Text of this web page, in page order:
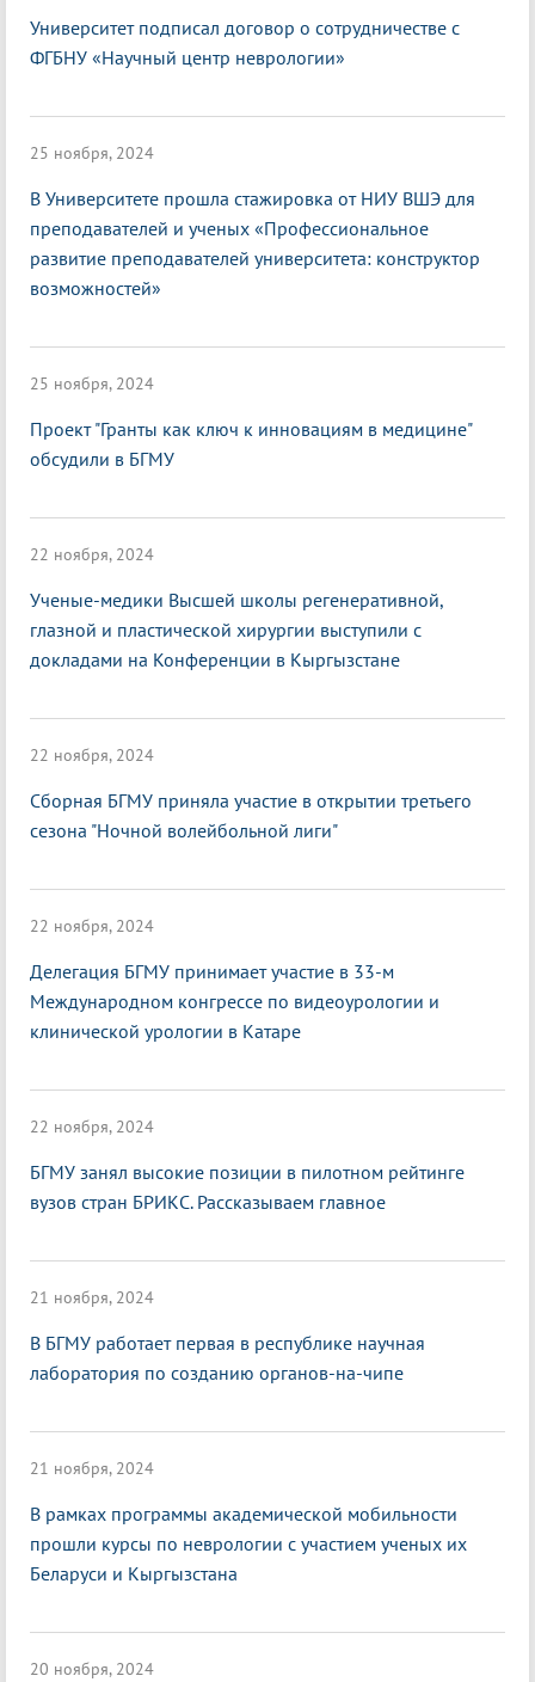
Университет подписал договор о сотрудничестве с
ФГБНУ «Научный центр неврологии»
25 ноября, 2024
В Университете прошла стажировка от НИУ ВШЭ для
преподавателей и ученых «Профессиональное
развитие преподавателей университета: конструктор
возможностей»
25 ноября, 2024
Проект "Гранты как ключ к инновациям в медицине"
обсудили в БГМУ
22 ноября, 2024
Ученые-медики Высшей школы регенеративной,
глазной и пластической хирургии выступили с
докладами на Конференции в Кыргызстане
22 ноября, 2024
Сборная БГМУ приняла участие в открытии третьего
сезона "Ночной волейбольной лиги"
22 ноября, 2024
Делегация БГМУ принимает участие в 33-м
Международном конгрессе по видеоурологии и
клинической урологии в Катаре
22 ноября, 2024
БГМУ занял высокие позиции в пилотном рейтинге
вузов стран БРИКС. Рассказываем главное
21 ноября, 2024
В БГМУ работает первая в республике научная
лаборатория по созданию органов-на-чипе
21 ноября, 2024
В рамках программы академической мобильности
прошли курсы по неврологии с участием ученых их
Беларуси и Кыргызстана
20 ноября, 2024